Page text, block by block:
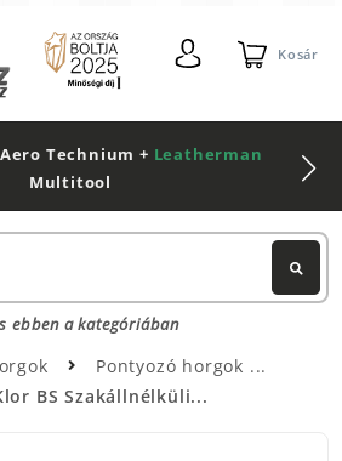
Kosár
Technium + Leatherman
Multitool
ebben a kategóriában
Pontyozó horgok
BS Szakállnélküli...